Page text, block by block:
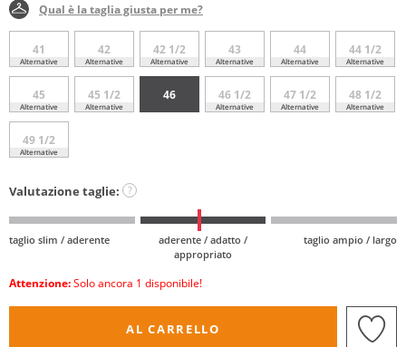
Qual è la taglia giusta per me?
41
Alternative
42
Alternative
42 1/2
Alternative
43
Alternative
44
Alternative
44 1/2
Alternative
45
Alternative
45 1/2
Alternative
46 46 1/2
Alternative
47 1/2
Alternative
48 1/2
Alternative
49 1/2
Alternative
Valutazione taglie: ?
taglio slim / aderente
aderente / adatto /
appropriato
taglio ampio / largo
Attenzione: Solo ancora 1 disponibile!
AL CARRELLO